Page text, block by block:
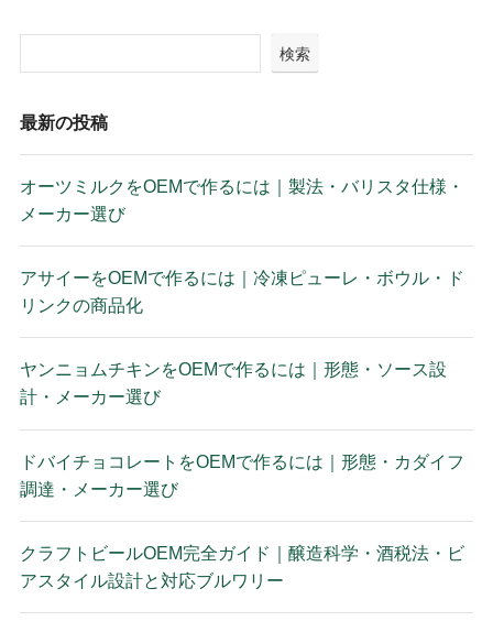
検索
最新の投稿
オーツミルクをOEMで作るには｜製法・バリスタ仕様・
メーカー選び
アサイーをOEMで作るには｜冷凍ピューレ・ボウル・ド
リンクの商品化
ヤンニョムチキンをOEMで作るには｜形態・ソース設
計・メーカー選び
ドバイチョコレートをOEMで作るには｜形態・カダイフ
調達・メーカー選び
クラフトビールOEM完全ガイド｜醸造科学・酒税法・ビ
アスタイル設計と対応ブルワリー